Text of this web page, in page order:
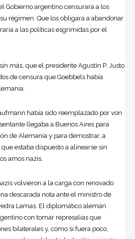
Gobierno argentino censurara a los
régimen. Que los obligara a abandonar
a las políticas esgrimidas por el
más, que el presidente Agustín P. Justo
de censura que Goebbels había
había sido reemplazado por von
llegaba a Buenos Aires para
de Alemania y para demostrar, a
estaba dispuesto a alinearse sin
amos nazis.
volvieron a la carga con renovado
descarada nota ante el ministro de
Lamas. El diplomático alemán
con tomar represalias que
bilaterales y, como si fuera poco,